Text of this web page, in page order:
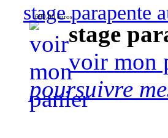
stage parapente
690,00 euros
stage
voir mon
poursuivre